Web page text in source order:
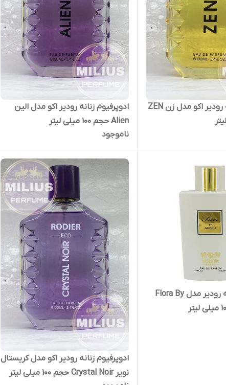
ادوپرفیوم زنانه رودیر اکو مدل زن ZEN
ادوپرفیوم زنانه رودیر اکو مدل الین
Alien حجم 100 میلی لیتر
ناموجود
ادو پرفیوم زنانه رودیر مدل Flora By
ادوپرفیوم زنانه رودیر اکو مدل کریستال
نویر Crystal Noir حجم 100 میلی لیتر